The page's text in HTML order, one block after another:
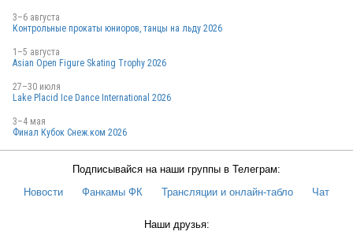
3–6 августа
Контрольные прокаты юниоров, танцы на льду 2026
1–5 августа
Asian Open Figure Skating Trophy 2026
27–30 июля
Lake Placid Ice Dance International 2026
3–4 мая
Финал Кубок Снеж.ком 2026
Подписывайся на наши группы в Телеграм:
Новости
Фанкамы ФК Трансляции и онлайн-табло Чат
Наши друзья: